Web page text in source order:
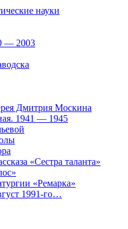
науки
— 2003
Дмитрия Москина
1941 — 1945
«Сестра таланта»
«Ремарка»
1991-го…